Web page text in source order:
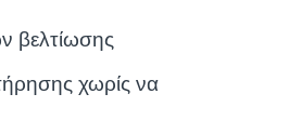
βελτίωσης
χωρίς να